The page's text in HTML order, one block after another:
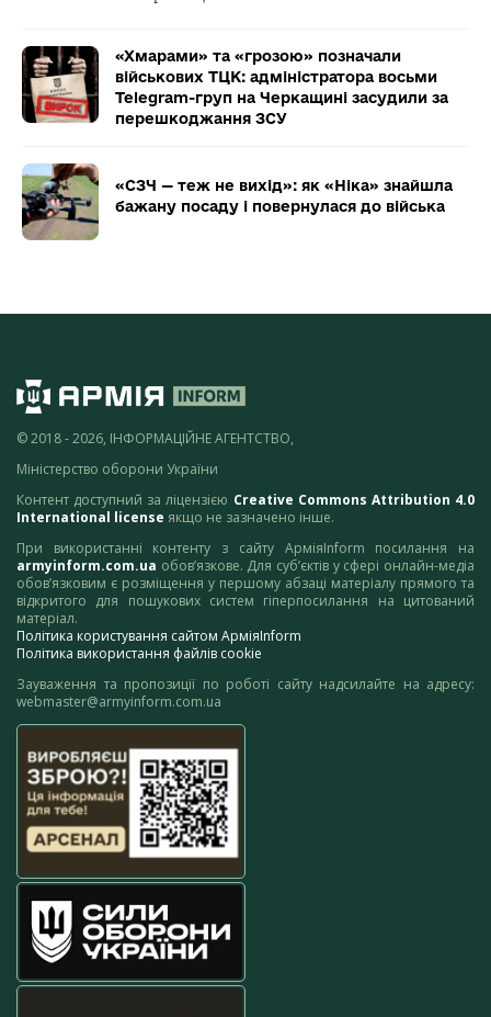
«Хмарами» та «грозою» позначали
військових ТЦК: адміністратора восьми
Telegram-груп на Черкащині засудили за
перешкоджання ЗСУ
«СЗЧ — теж не вихід»: як «Ніка» знайшла
бажану посаду і повернулася до війська
© 2018 - 2026, ІНФОРМАЦІЙНЕ АГЕНТСТВО,
Міністерство оборони України
Контент доступний за ліцензією Creative Commons Attribution 4.0
International license якщо не зазначено інше.
При використанні контенту з сайту АрміяInform посилання на
armyinform.com.ua обов’язкове. Для суб’єктів у сфері онлайн-медіа
обов’язковим є розміщення у першому абзаці матеріалу прямого та
відкритого для пошукових систем гіперпосилання на цитований
матеріал.
Політика користування сайтом АрміяInform
Політика використання файлів cookie
Зауваження та пропозиції по роботі сайту надсилайте на адресу:
webmaster@armyinform.com.ua